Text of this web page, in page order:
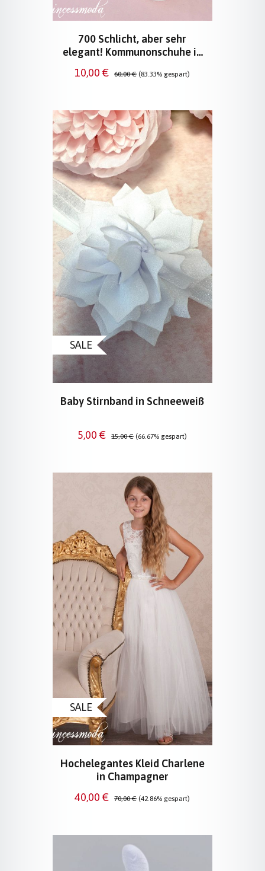
700 Schlicht, aber sehr
elegant! Kommunonschuhe in
Verkaufspreis:
10,00 € Regulärer Preis:
60,00 € (83.33% gespart)
SALE
Baby Stirnband in Schneeweiß
Verkaufspreis:
5,00 € Regulärer Preis:
15,00 € (66.67% gespart)
SALE
Hochelegantes Kleid Charlene
in Champagner
Verkaufspreis:
40,00 € Regulärer Preis:
70,00 € (42.86% gespart)